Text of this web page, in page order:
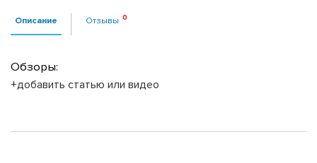
Описание Отзывы
Обзоры:
+добавить статью или видео